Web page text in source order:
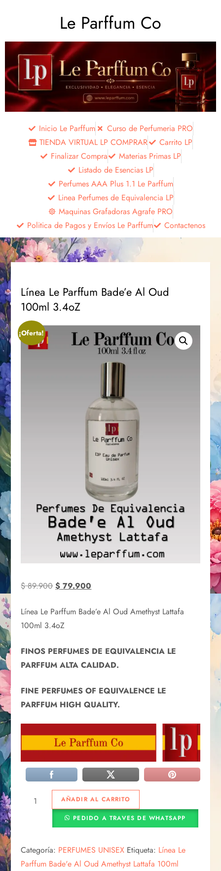
Le Parffum Co
Inicio Le Parffum
Curso de Perfumeria PRO
TIENDA VIRTUAL LP COMPRAR
Carrito LP
Finalizar Compra
Materias Primas LP
Listado de Esencias LP
Perfumes AAA Plus 1.1 Le Parffum
Linea Perfumes de Equivalencia LP
Maquinas Grafadoras Agrafe PRO
Politica de Pagos y Envíos Le Parffum
Contactenos
Línea Le Parffum Bade’e Al Oud
100ml 3.4oZ
¡Oferta!
$89.900 $ 79.900
Línea Le Parffum Bade’e Al Oud Amethyst Lattafa
100ml 3.4oZ
FINOS PERFUMES DE EQUIVALENCIA LE
PARFFUM ALTA CALIDAD.
FINE PERFUMES OF EQUIVALENCE LE
PARFFUM HIGH QUALITY.
AÑADIR AL CARRITO
PEDIDO A TRAVES DE WHATSAPP
Categoría: PERFUMES UNISEX Etiqueta: Línea Le
Parffum Bade'e Al Oud Amethyst Lattafa 100ml